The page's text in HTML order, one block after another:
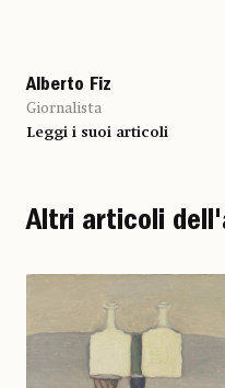
Alberto Fiz
Giornalista
Leggi i suoi articoli
Altri articoli